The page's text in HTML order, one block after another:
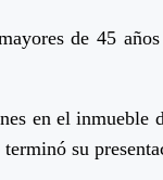
de 45
en el
su